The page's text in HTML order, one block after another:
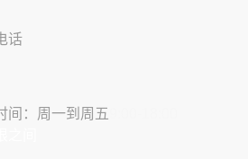
话
间：周一到周五